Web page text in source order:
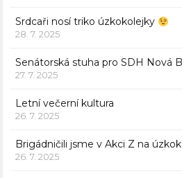
Srdcaři nosí triko úzkokolejky
28. 7. 2025
Senátorská stuha pro SDH Nová
27. 7. 2025
Letní večerní kultura
26. 7. 2025
Brigádničili jsme v Akci Z na
26. 7. 2025